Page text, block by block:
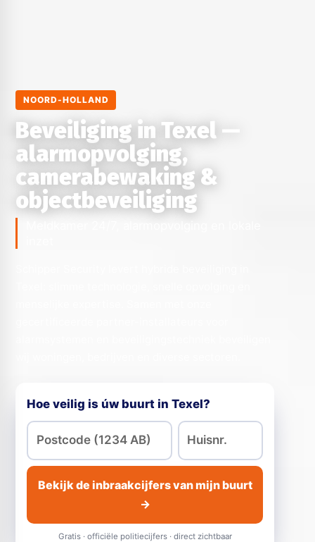
NOORD-HOLLAND
Beveiliging in Texel —
alarmopvolging,
camerabewaking &
objectbeveiliging
Hoe veilig is úw buurt in Texel?
Bekijk de inbraakcijfers van mijn buurt
→
Gratis · officiële politiecijfers · direct zichtbaar